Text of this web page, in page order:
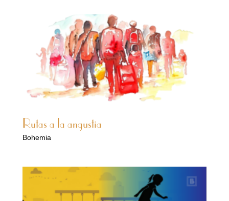
Rutas a la angustia
Bohemia